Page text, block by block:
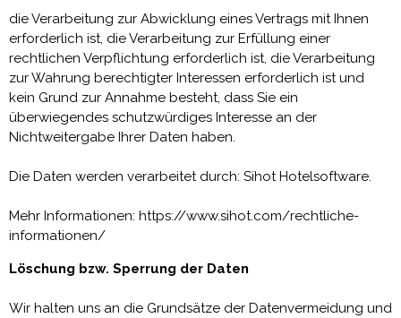
die Verarbeitung zur Abwicklung eines Vertrags mit Ihnen
erforderlich ist, die Verarbeitung zur Erfüllung einer
rechtlichen Verpflichtung erforderlich ist, die Verarbeitung
zur Wahrung berechtigter Interessen erforderlich ist und
kein Grund zur Annahme besteht, dass Sie ein
überwiegendes schutzwürdiges Interesse an der
Nichtweitergabe Ihrer Daten haben.
Die Daten werden verarbeitet durch: Sihot Hotelsoftware.
Mehr Informationen: https://www.sihot.com/rechtliche-
informationen/
Löschung bzw. Sperrung der Daten
Wir halten uns an die Grundsätze der Datenvermeidung und